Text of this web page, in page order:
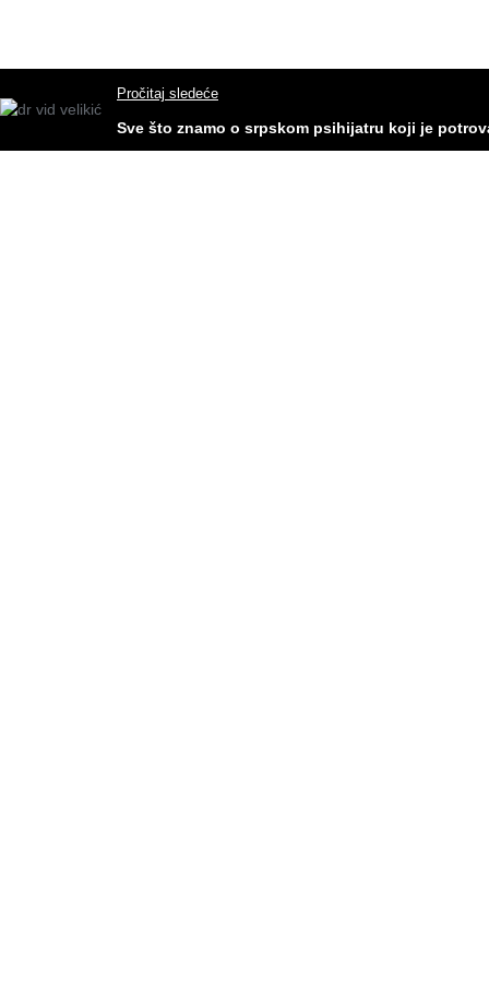
Pročitaj sledeće
Sve što znamo o srpskom psihijatru koji je